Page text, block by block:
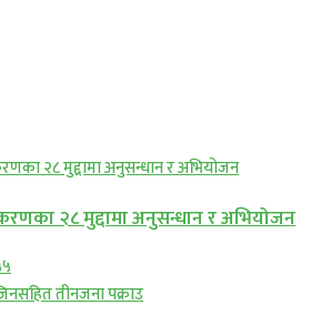
२८ मुद्दामा अनुसन्धान र अभियोजन